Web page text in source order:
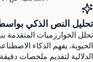
تحليل النص الذكي
تحلل الخوارزميات المتقدمة
الحيوية. يفهم الذكاء
الدلالية لتقديم ملخصات